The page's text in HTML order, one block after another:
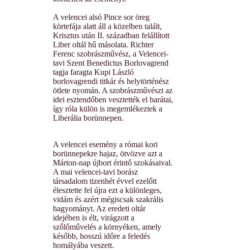
A velencei alsó Pince sor öreg
körtefája alatt áll a közelben talált,
Krisztus után II. században felállított
Liber oltál hű másolata. Richter
Ferenc szobrászművész, a Velencei-
tavi Szent Benedictus Borlovagrend
tagja faragta Kupi László
borlovagrendi titkár és helytörténész
ötlete nyomán. A szobrászművészt az
idei esztendőben vesztették el barátai,
így róla külön is megemlékeztek a
Liberália borünnepen.
A velencei esemény a római kori
borünnepekre hajaz, ötvözve azt a
Márton-nap újbort érintő szokásaival.
A mai velencei-tavi borász
társadalom tizenhét évvel ezelőtt
élesztette fel újra ezt a különleges,
vidám és azért mégiscsak szakrális
hagyományt. Az eredeti oltár
idejében is élt, virágzott a
szőlőművelés a környéken, amely
később, hosszú időre a feledés
homályába veszett.